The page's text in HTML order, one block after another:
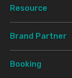
Resource
Brand Partner
Booking